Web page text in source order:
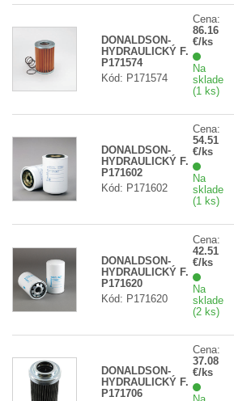
DONALDSON-
HYDRAULICKÝ F.
P171574
Kód: P171574
Cena:
86.16
€/ks
Na
sklade
(1 ks)
DONALDSON-
HYDRAULICKÝ F.
P171602
Kód: P171602
Cena:
54.51
€/ks
Na
sklade
(1 ks)
DONALDSON-
HYDRAULICKÝ F.
P171620
Kód: P171620
Cena:
42.51
€/ks
Na
sklade
(2 ks)
DONALDSON-
HYDRAULICKÝ F.
P171706
Cena:
37.08
€/ks